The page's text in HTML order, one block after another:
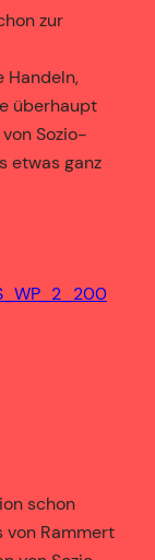
zur
Handeln,
überhaupt
Sozio-
etwas ganz
schon
von Rammert